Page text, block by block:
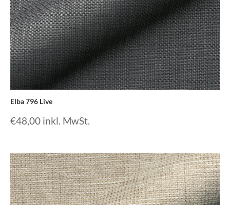
Elba 796 Live
€48,00 inkl. MwSt.